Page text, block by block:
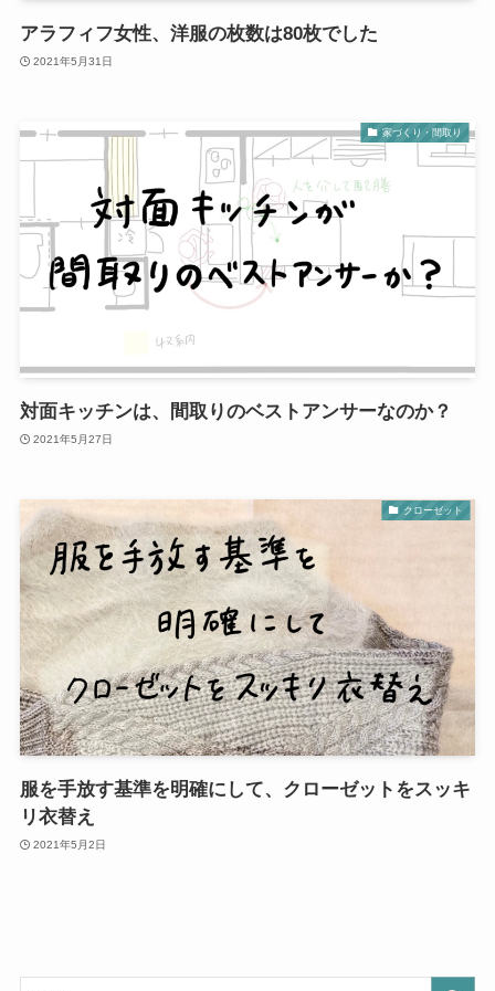
アラフィフ女性、洋服の枚数は80枚でした
2021年5月31日
家づくり・間取り
対面キッチンは、間取りのベストアンサーなのか？
2021年5月27日
クローゼット
服を手放す基準を明確にして、クローゼットをスッキ
リ衣替え
2021年5月2日